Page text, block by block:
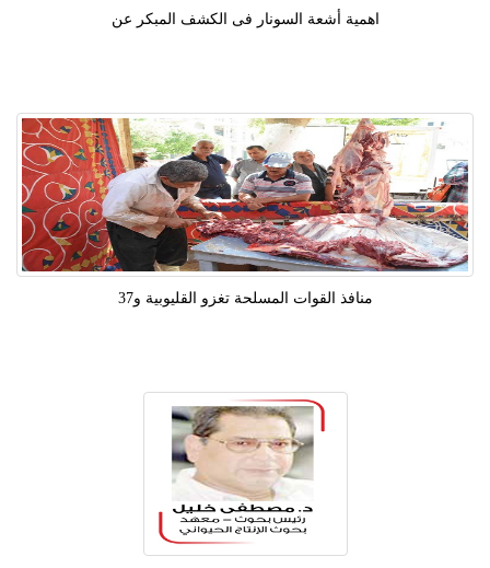
اهمية أشعة السونار فى الكشف المبكر عن
منافذ القوات المسلحة تغزو القليوبية و37